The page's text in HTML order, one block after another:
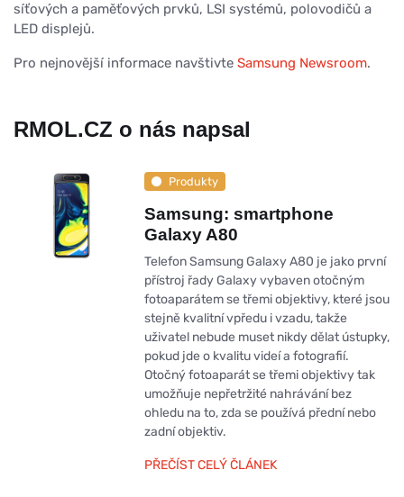
síťových a paměťových prvků, LSI systémů, polovodičů a
LED displejů.
Pro nejnovější informace navštivte Samsung Newsroom.
RMOL.CZ o nás napsal
Produkty
Samsung: smartphone
Galaxy A80
Telefon Samsung Galaxy A80 je jako první
přístroj řady Galaxy vybaven otočným
fotoaparátem se třemi objektivy, které jsou
stejně kvalitní vpředu i vzadu, takže
uživatel nebude muset nikdy dělat ústupky,
pokud jde o kvalitu videí a fotografií.
Otočný fotoaparát se třemi objektivy tak
umožňuje nepřetržité nahrávání bez
ohledu na to, zda se používá přední nebo
zadní objektiv.
PŘEČÍST CELÝ ČLÁNEK